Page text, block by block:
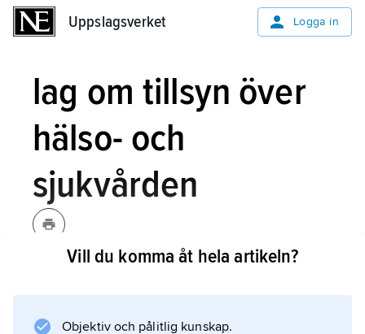
Uppslagsverket Logga in
lag om tillsyn över
hälso- och
sjukvården
lag om tillsyn över hälso- och
trädde i kraft 1997 och som förstärkte
Vill du komma åt hela artikeln?
Objektiv och pålitlig kunskap.